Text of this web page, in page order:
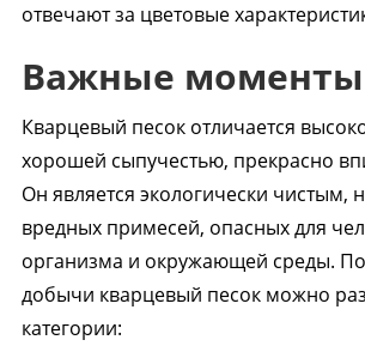
отвечают за цветовые
Важные моменты
Кварцевый песок отличается
хорошей сыпучестью, прекрасно
Он является экологически чистым,
вредных примесей, опасных для
организма и окружающей среды.
добычи кварцевый песок можно
категории: